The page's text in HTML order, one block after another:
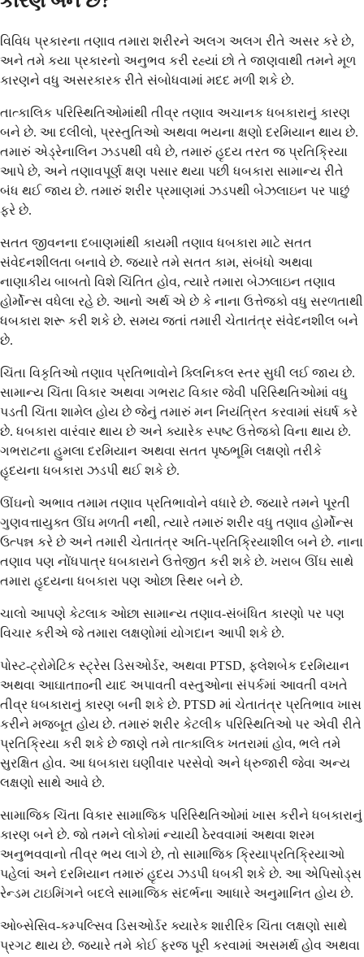
વિવિધ પ્રકારના તણાવ તમારા શરીરને અલગ અલગ રીતે અસર કરે છે,
અને તમે કયા પ્રકારનો અનુભવ કરી રહ્યાં છો તે જાણવાથી તમને મૂળ
કારણને વધુ અસરકારક રીતે સંબોધવામાં મદદ મળી શકે છે.
તાત્કાલિક પરિસ્થિતિઓમાંથી તીવ્ર તણાવ અચાનક ધબકારાનું કારણ
બને છે. આ દલીલો, પ્રસ્તુતિઓ અથવા ભયના ક્ષણો દરમિયાન થાય છે.
તમારું એડ્રેનાલિન ઝડપથી વધે છે, તમારું હૃદય તરત જ પ્રતિક્રિયા
આપે છે, અને તણાવપૂર્ણ ક્ષણ પસાર થયા પછી ધબકારા સામાન્ય રીતે
બંધ થઈ જાય છે. તમારું શરીર પ્રમાણમાં ઝડપથી બેઝલાઇન પર પાછું
ફરે છે.
સતત જીવનના દબાણમાંથી કાયમી તણાવ ધબકારા માટે સતત
સંવેદનશીલતા બનાવે છે. જ્યારે તમે સતત કામ, સંબંધો અથવા
નાણાકીય બાબતો વિશે ચિંતિત હોવ, ત્યારે તમારા બેઝલાઇન તણાવ
હોર્મોન્સ વધેલા રહે છે. આનો અર્થ એ છે કે નાના ઉત્તેજકો વધુ સરળતાથી
ધબકારા શરૂ કરી શકે છે. સમય જતાં તમારી ચેતાતંત્ર સંવેદનશીલ બને
છે.
ચિંતા વિકૃતિઓ તણાવ પ્રતિભાવોને ક્લિનિકલ સ્તર સુધી લઈ જાય છે.
સામાન્ય ચિંતા વિકાર અથવા ગભરાટ વિકાર જેવી પરિસ્થિતિઓમાં વધુ
પડતી ચિંતા શામેલ હોય છે જેનું તમારું મન નિયંત્રિત કરવામાં સંઘર્ષ કરે
છે. ધબકારા વારંવાર થાય છે અને ક્યારેક સ્પષ્ટ ઉત્તેજકો વિના થાય છે.
ગભરાટના હુમલા દરમિયાન અથવા સતત પૃષ્ઠભૂમિ લક્ષણો તરીકે
હૃદયના ધબકારા ઝડપી થઈ શકે છે.
ઊંઘનો અભાવ તમામ તણાવ પ્રતિભાવોને વધારે છે. જ્યારે તમને પૂરતી
ગુણવત્તાયુક્ત ઊંઘ મળતી નથી, ત્યારે તમારું શરીર વધુ તણાવ હોર્મોન્સ
ઉત્પન્ન કરે છે અને તમારી ચેતાતંત્ર અતિ-પ્રતિક્રિયાશીલ બને છે. નાના
તણાવ પણ નોંધપાત્ર ધબકારાને ઉત્તેજીત કરી શકે છે. ખરાબ ઊંઘ સાથે
તમારા હૃદયના ધબકારા પણ ઓછા સ્થિર બને છે.
ચાલો આપણે કેટલાક ઓછા સામાન્ય તણાવ-સંબંધિત કારણો પર પણ
વિચાર કરીએ જે તમારા લક્ષણોમાં યોગદાન આપી શકે છે.
પોસ્ટ-ટ્રોમેટિક સ્ટ્રેસ ડિસઓર્ડર, અથવા PTSD, ફ્લેશબેક દરમિયાન
અથવા આઘાતпоની યાદ અપાવતી વસ્તુઓના સંપર્કમાં આવતી વખતે
તીવ્ર ધબકારાનું કારણ બની શકે છે. PTSD માં ચેતાતંત્ર પ્રતિભાવ ખાસ
કરીને મજબૂત હોય છે. તમારું શરીર કેટલીક પરિસ્થિતિઓ પર એવી રીતે
પ્રતિક્રિયા કરી શકે છે જાણે તમે તાત્કાલિક ખતરામાં હોવ, ભલે તમે
સુરક્ષિત હોવ. આ ધબકારા ઘણીવાર પરસેવો અને ધ્રુજારી જેવા અન્ય
લક્ષણો સાથે આવે છે.
સામાજિક ચિંતા વિકાર સામાજિક પરિસ્થિતિઓમાં ખાસ કરીને ધબકારાનું
કારણ બને છે. જો તમને લોકોમાં ન્યાયી ઠેરવવામાં અથવા શરમ
અનુભવવાનો તીવ્ર ભય લાગે છે, તો સામાજિક ક્રિયાપ્રતિક્રિયાઓ
પહેલાં અને દરમિયાન તમારું હૃદય ઝડપી ધબકી શકે છે. આ એપિસોડ્સ
રેન્ડમ ટાઇમિંગને બદલે સામાજિક સંદર્ભના આધારે અનુમાનિત હોય છે.
ઓબ્સેસિવ-કમ્પલ્સિવ ડિસઓર્ડર ક્યારેક શારીરિક ચિંતા લક્ષણો સાથે
પ્રગટ થાય છે. જ્યારે તમે કોઈ ફરજ પૂરી કરવામાં અસમર્થ હોવ અથવા